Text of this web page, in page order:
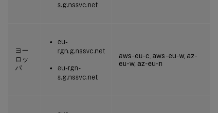
s.g.nssvc.net
ヨー
ロッ
パ
eu-
rgn.g.nssvc.net
eu-rgn-
s.g.nssvc.net
aws-eu-c, aws-eu-w, az-
eu-w, az-eu-n